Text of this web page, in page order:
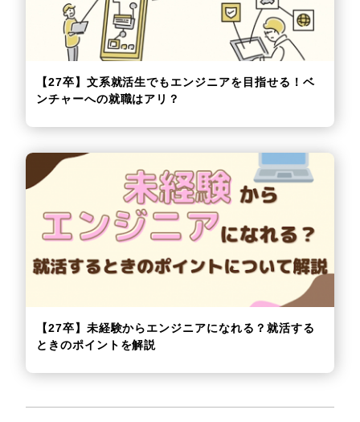
【27卒】文系就活生でもエンジニアを目指せる！ベ
ンチャーへの就職はアリ？
【27卒】未経験からエンジニアになれる？就活する
ときのポイントを解説